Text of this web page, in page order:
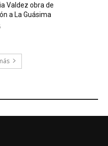
Valdez obra de
a La Guásima